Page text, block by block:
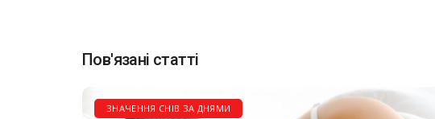
Пов'язані статті
ЗНАЧЕННЯ СНІВ ЗА ДНЯМИ